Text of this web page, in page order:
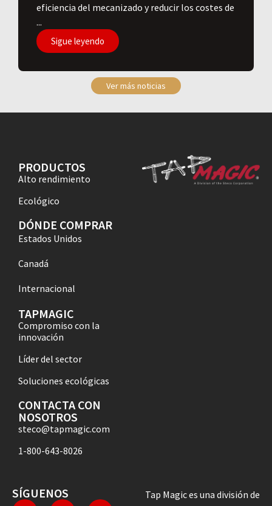
eficiencia del mecanizado y reducir los costes de
...
Sigue leyendo
Ver más noticias
PRODUCTOS
Alto rendimiento
Ecológico
DÓNDE COMPRAR
Estados Unidos
Canadá
Internacional
TAPMAGIC
Compromiso con la
innovación
Líder del sector
Soluciones ecológicas
CONTACTA CON
NOSOTROS
steco@tapmagic.com
1-800-643-8026
SÍGUENOS
Tap Magic es una división de